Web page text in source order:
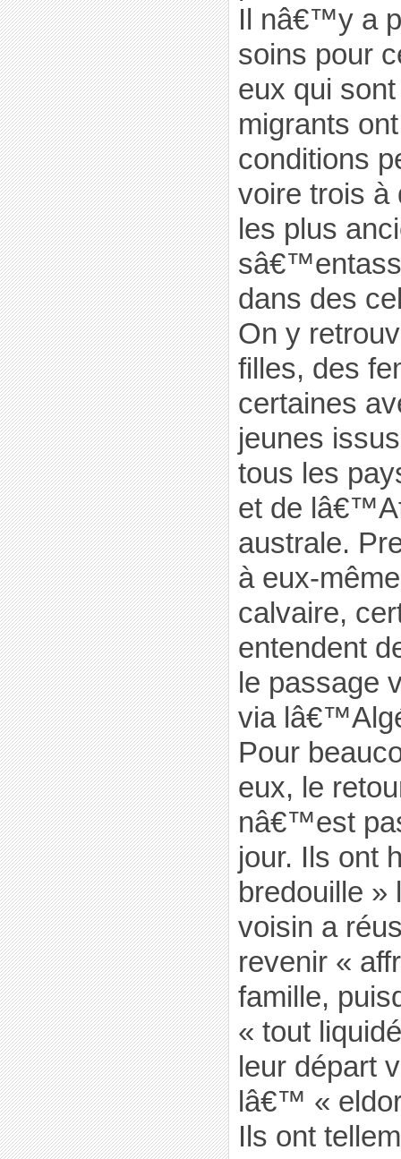
Il nâ€™y a
soins pour
eux qui
migrants
conditions
voire trois à
les plus
dans des
On y
filles, des
certaines
jeunes
tous les
et de
australe.
à eux-
calvaire,
entendent
le passage
via
Pour
eux, le
nâ€™est
jour. Ils ont
bredouille »
voisin a
revenir «
famille,
« tout
leur départ
lâ€™ «
Ils ont